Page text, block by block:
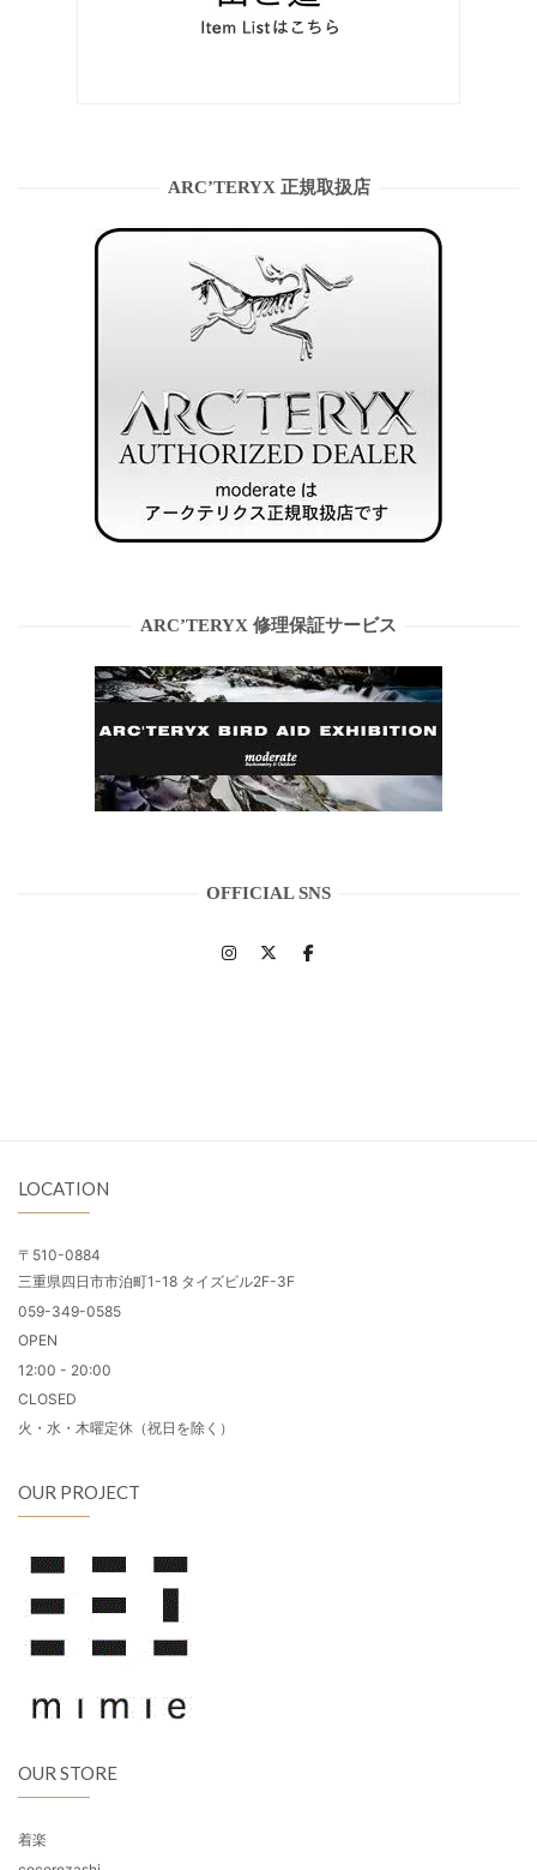
ARC’TERYX 正規取扱店
ARC’TERYX 修理保証サービス
OFFICIAL SNS
LOCATION
〒510-0884
三重県四日市市泊町1-18 タイズビル2F-3F
059-349-0585
OPEN
12:00 - 20:00
CLOSED
火・水・木曜定休（祝日を除く）
OUR PROJECT
OUR STORE
着楽